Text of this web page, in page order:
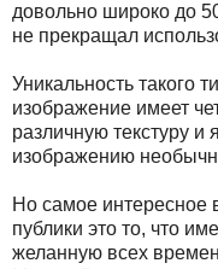
довольно широко до
не прекращал
Уникальность такого
изображение имеет
различную текстуру и
изображению
Но самое интересное
публики это то, что
желанную всех